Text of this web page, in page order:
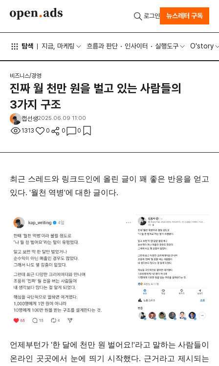
탐색 지금, 마케팅 흐름과 판단 인사이터 실행도구 O'story
로그인 뉴스레터 구독
비즈니스/경영
진짜 월 천만 원을 벌고 있는 사람들의
3가지 구조
캡선생2025.06.09 11:00
1313 0 0 0
최근 스레드와 링크드인에 올린 글이 꽤 좋은 반응을 얻고
있다. '월천 역병'에 대한 글이다.
언제부턴가 '한 달에 천만 원 벌어요!'라고 말하는 사람들이
온라인 곳곳에서 눈에 띄기 시작했다. 근거라고 제시되는